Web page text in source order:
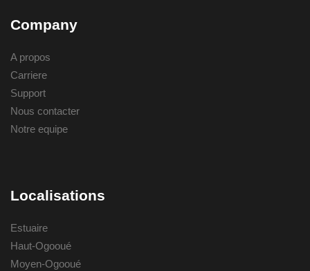
Company
A propos
Carriere
Support
Nous contacter
Notre equipe
Localisations
Estuaire
Haut-Ogooué
Moyen-Ogooué